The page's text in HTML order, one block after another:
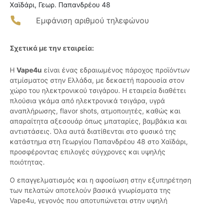
Χαϊδάρι, Γεωρ. Παπανδρέου 48
Εμφάνιση αριθμού τηλεφώνου
Σχετικά με την εταιρεία:
Η Vape4u είναι ένας εδραιωμένος πάροχος προϊόντων
ατμίσματος στην Ελλάδα, με δεκαετή παρουσία στον
χώρο του ηλεκτρονικού τσιγάρου. Η εταιρεία διαθέτει
πλούσια γκάμα από ηλεκτρονικά τσιγάρα, υγρά
αναπλήρωσης, flavor shots, ατμοποιητές, καθώς και
απαραίτητα αξεσουάρ όπως μπαταρίες, βαμβάκια και
αντιστάσεις. Όλα αυτά διατίθενται στο φυσικό της
κατάστημα στη Γεωργίου Παπανδρέου 48 στο Χαϊδάρι,
προσφέροντας επιλογές σύγχρονες και υψηλής
ποιότητας.
Ο επαγγελματισμός και η αφοσίωση στην εξυπηρέτηση
των πελατών αποτελούν βασικά γνωρίσματα της
Vape4u, γεγονός που αποτυπώνεται στην υψηλή